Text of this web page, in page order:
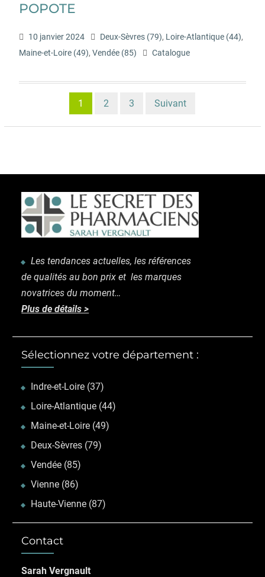
POPOTE
10 janvier 2024 Deux-Sèvres (79), Loire-Atlantique (44),
Maine-et-Loire (49), Vendée (85) Catalogue
1 2 3 Suivant
Les tendances actuelles, les références
dequalités au bon prix et les marques
novatricesdu moment…
Plus de détails >
Sélectionnez votre département :
Indre-et-Loire (37)
Loire-Atlantique (44)
Maine-et-Loire (49)
Deux-Sèvres (79)
Vendée (85)
Vienne (86)
Haute-Vienne (87)
Contact
Sarah Vergnault